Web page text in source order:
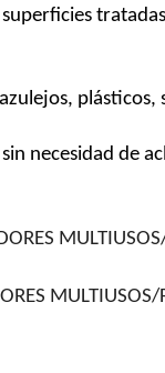
plásticos,
necesidad de